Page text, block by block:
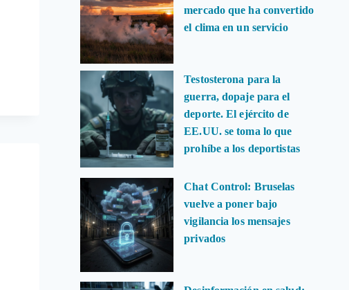
mercado que ha convertido
el clima en un servicio
Testosterona para la
guerra, dopaje para el
deporte. El ejército de
EE.UU. se toma lo que
prohíbe a los deportistas
Chat Control: Bruselas
vuelve a poner bajo
vigilancia los mensajes
privados